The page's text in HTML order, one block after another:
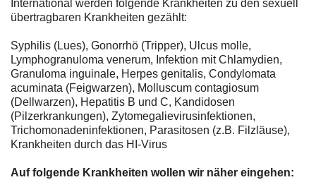
International werden folgende Krankheiten zu den sexuell
übertragbaren Krankheiten gezählt:
Syphilis (Lues), Gonorrhö (Tripper), Ulcus molle,
Lymphogranuloma venerum, Infektion mit Chlamydien,
Granuloma inguinale, Herpes genitalis, Condylomata
acuminata (Feigwarzen), Molluscum contagiosum
(Dellwarzen), Hepatitis B und C, Kandidosen
(Pilzerkrankungen), Zytomegalievirusinfektionen,
Trichomonadeninfektionen, Parasitosen (z.B. Filzläuse),
Krankheiten durch das HI-Virus
Auf folgende Krankheiten wollen wir näher eingehen: